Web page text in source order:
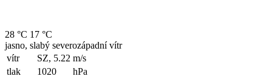
28 °C 17 °C
jasno, slabý severozápadní vítr
vítr
SZ, 5.22 m/s
tlak
1020
hPa